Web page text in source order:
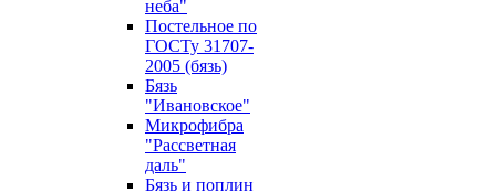
неба"
Постельное по
ГОСТу 31707-
2005 (бязь)
Бязь
"Ивановское"
Микрофибра
"Рассветная
даль"
Бязь и поплин